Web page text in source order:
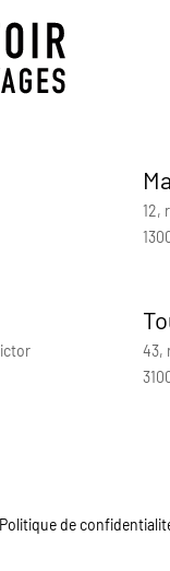
12,
43,
Politique de